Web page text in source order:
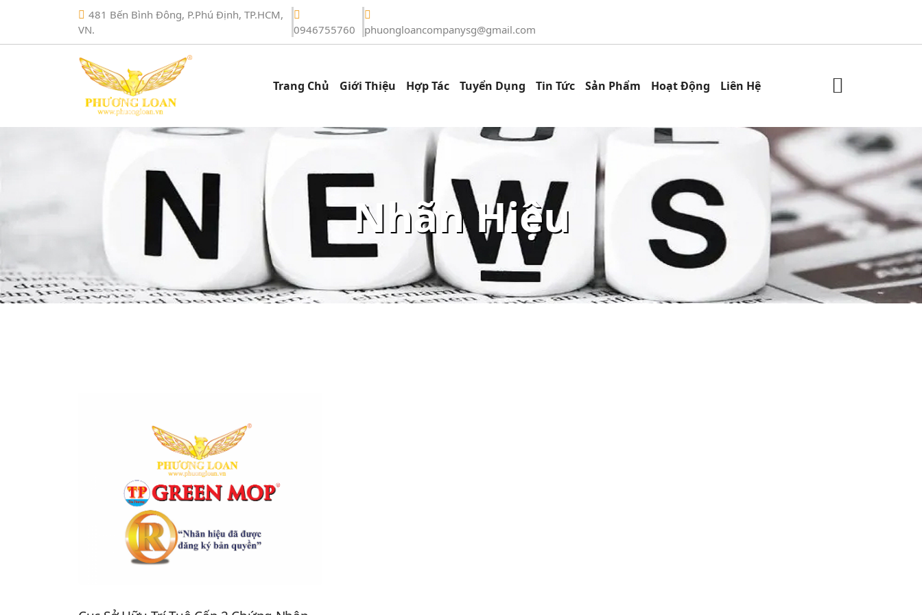
481 Bến Bình Đông, P.Phú Định, TP.HCM,
VN.
0946755760 phuongloancompanysg@gmail.com
Trang Chủ Giới Thiệu Hợp Tác Tuyển Dụng Tin Tức Sản Phẩm Hoạt Động Liên Hệ
Nhãn Hiệu